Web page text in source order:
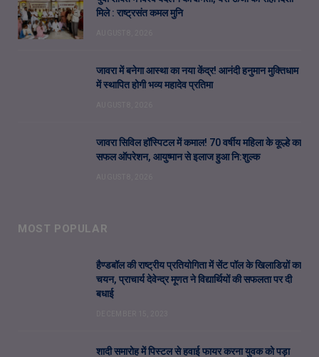
मिले : राष्ट्रसंत कमल मुनि
जावरा में बनेगा आस्था का नया केंद्र! आनंदी हनुमान मुक्तिधाम
में स्थापित होगी भव्य महादेव प्रतिमा
जावरा सिविल हॉस्पिटल में कमाल! 70 वर्षीय महिला के कूल्हे का
सफल ऑपरेशन, आयुष्मान से इलाज हुआ नि:शुल्क
MOST POPULAR
हैण्डबॉल की राष्ट्रीय प्रतियोगिता में सेंट पॉल के खिलाडिय़ों का
चयन, प्राचार्य देवेन्द्र मूणत ने विद्यार्थियों की सफलता पर दी
बधाई
शादी समारोह में पिस्टल से हवाई फायर करना युवक को पड़ा